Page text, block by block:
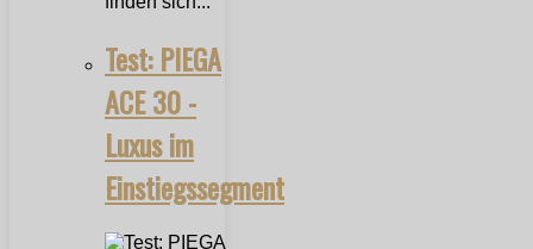
Test: PIEGA
ACE 30 -
Luxus im
Einstiegssegment